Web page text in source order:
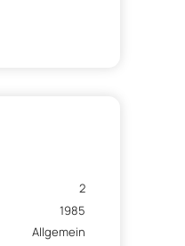
2
1985
Allgemein